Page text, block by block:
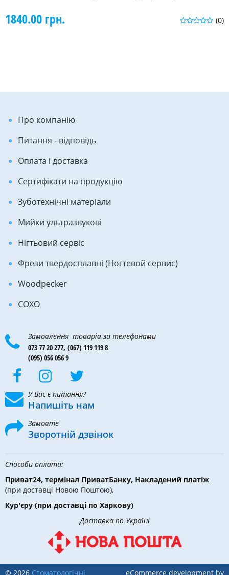
(0)
1840.00 грн.
Про компанію
Питання - відповідь
Оплата і доставка
Сертифікати на продукцію
Зуботехнічні матеріали
Мийки ультразвукові
Нігтьовий сервіс
Фрези твердосплавні (Ногтевой сервис)
Woodpecker
COXO
Замовлення товарів за телефонами
073 77 20 277, (067) 119 119 8
(095) 056 056 9
У Вас є питання?
Напишіть нам
Замовте
Зворотній дзвінок
Способи оплати:
Приват24, термінал ПриватБанку, Накладений платіж
(при доставці Новою Поштою),
Кур'єру (при доставці по Харкову)
Доставка по Україні
© 2026 Стоматологічні eCommerce development by